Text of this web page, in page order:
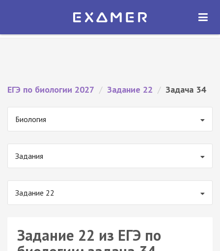
Экзамер — ЕГЭ 2027
ОТКРЫТЬ
ЕГЭ по биологии 2027 / Задание 22 / Задача 34
Биология
Задания
Задание 22
Задание 22 из ЕГЭ по